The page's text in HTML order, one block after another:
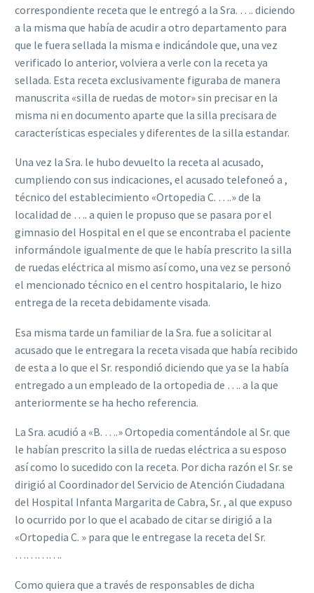
correspondiente receta que le entregó a la Sra. …. diciendo
a la misma que había de acudir a otro departamento para
que le fuera sellada la misma e indicándole que, una vez
verificado lo anterior, volviera a verle con la receta ya
sellada. Esta receta exclusivamente figuraba de manera
manuscrita «silla de ruedas de motor» sin precisar en la
misma ni en documento aparte que la silla precisara de
características especiales y diferentes de la silla estandar.
Una vez la Sra. le hubo devuelto la receta al acusado,
cumpliendo con sus indicaciones, el acusado telefoneó a ,
técnico del establecimiento «Ortopedia C. ….» de la
localidad de …. a quien le propuso que se pasara por el
gimnasio del Hospital en el que se encontraba el paciente
informándole igualmente de que le había prescrito la silla
de ruedas eléctrica al mismo así como, una vez se personó
el mencionado técnico en el centro hospitalario, le hizo
entrega de la receta debidamente visada.
Esa misma tarde un familiar de la Sra. fue a solicitar al
acusado que le entregara la receta visada que había recibido
de esta a lo que el Sr. respondió diciendo que ya se la había
entregado a un empleado de la ortopedia de …. a la que
anteriormente se ha hecho referencia.
La Sra. acudió a «B. ….» Ortopedia comentándole al Sr. que
le habían prescrito la silla de ruedas eléctrica a su esposo
así como lo sucedido con la receta. Por dicha razón el Sr. se
dirigió al Coordinador del Servicio de Atención Ciudadana
del Hospital Infanta Margarita de Cabra, Sr. , al que expuso
lo ocurrido por lo que el acabado de citar se dirigió a la
«Ortopedia C. » para que le entregase la receta del Sr.
………….
Como quiera que a través de responsables de dicha